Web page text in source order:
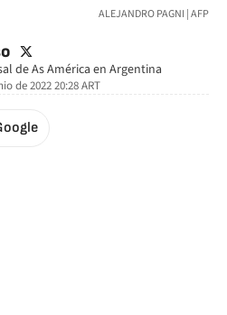
ALEJANDRO PAGNI | AFP
twitter
de As América en Argentina
de 2022 20:28ART